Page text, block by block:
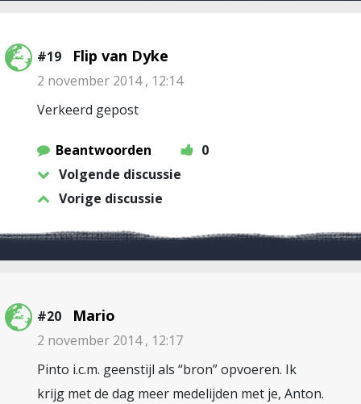
#19 Flip van Dyke
2 november 2014 , 12:14
Verkeerd gepost
Beantwoorden
0
Volgende discussie
Vorige discussie
#20 Mario
2 november 2014 , 12:17
Pinto i.c.m. geenstijl als “bron” opvoeren. Ik
krijg met de dag meer medelijden met je, Anton.